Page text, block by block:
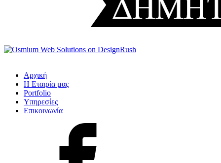
Αρχική
Η Εταιρία μας
Portfolio
Υπηρεσίες
Επικοινωνία